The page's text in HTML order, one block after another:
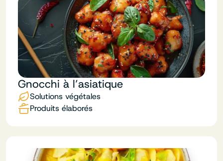
Gnocchi à l’asiatique
Solutions végétales
Produits élaborés